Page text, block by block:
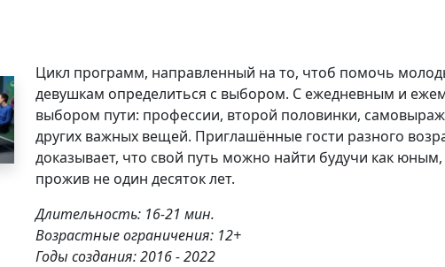
Цикл программ, направленный на то, чтоб помочь
девушкам определиться с выбором. С ежедневным и
выбором пути: профессии, второй половинки,
других важных вещей. Приглашённые гости разного
доказывает, что свой путь можно найти будучи как юным,
прожив не один десяток лет.
Длительность: 16-21 мин.
Возрастные ограничения: 12+
Годы создания: 2016 - 2022